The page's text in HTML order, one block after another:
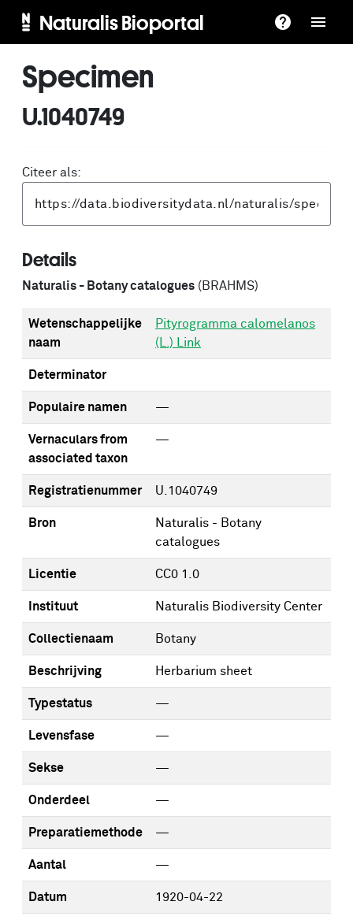
Naturalis Bioportal
Specimen
U.1040749
Citeer als:
Details
Naturalis - Botany catalogues (BRAHMS)
Wetenschappelijke
naam
Pityrogramma calomelanos
(L.) Link
Determinator
Populaire namen —
Vernaculars from
associated taxon
—
Registratienummer U.1040749
Bron
Naturalis - Botany
catalogues
Licentie CC0 1.0
Instituut Naturalis Biodiversity Center
Collectienaam Botany
Beschrijving Herbarium sheet
Typestatus —
Levensfase —
Sekse —
Onderdeel —
Preparatiemethode —
Aantal —
Datum 1920-04-22